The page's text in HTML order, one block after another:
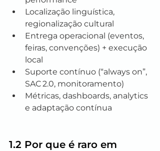
Localização linguística,
regionalização cultural
Entrega operacional (eventos,
feiras, convenções) + execução
local
Suporte contínuo (“always on”,
SAC 2.0, monitoramento)
Métricas, dashboards, analytics
e adaptação contínua
1.2 Por que é raro em